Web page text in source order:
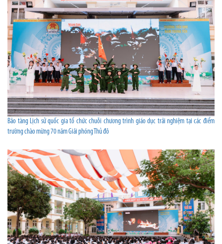
Bảo tàng Lịch sử quốc gia tổ chức chuỗi chương trình giáo dục trải nghiệm tại các điểm
trường chào mừng 70 năm Giải phóng Thủ đô